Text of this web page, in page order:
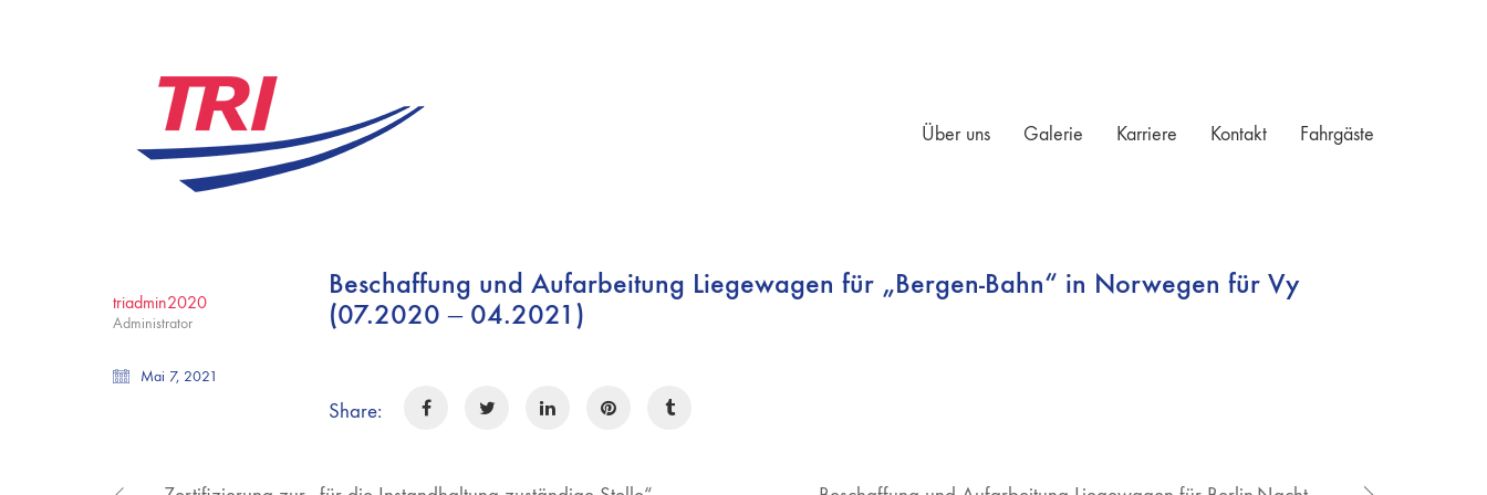
Über uns Galerie Karriere Kontakt Fahrgäste
Beschaffung und Aufarbeitung Liegewagen für „Bergen-Bahn“ in Norwegen für Vy
(07.2020 – 04.2021)
Share:
triadmin2020
Administrator
Mai 7, 2021